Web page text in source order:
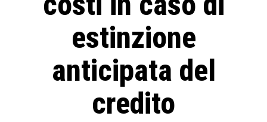
estinzione
anticipata del
credito